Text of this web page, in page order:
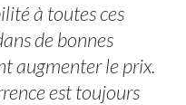
à toutes ces
de bonnes
augmenter le prix.
est toujours